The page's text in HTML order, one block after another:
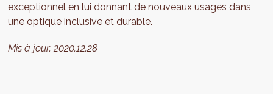
exceptionnel en lui donnant de nouveaux usages dans
une optique inclusive et durable.
Mis à jour:2020.12.28